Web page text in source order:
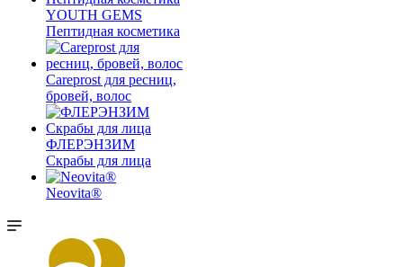
YOUTH GEMS
Пептидная косметика
Careprost для ресниц,
бровей, волос
ФЛЕРЭНЗИМ
Скрабы для лица
Neovita®